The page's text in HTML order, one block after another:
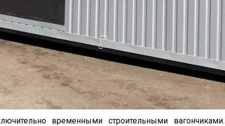
временными строительными